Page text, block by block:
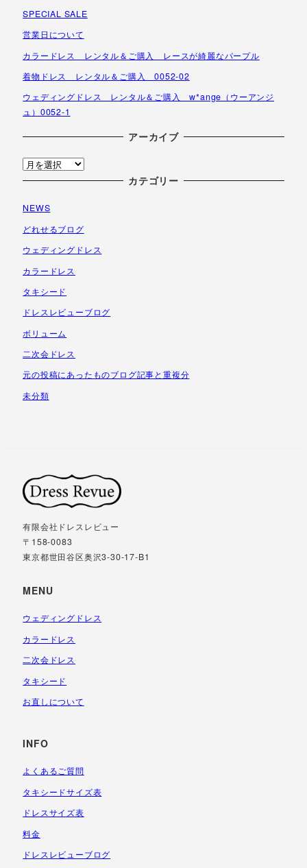
SPECIAL SALE
営業日について
カラードレス レンタル＆ご購入 レースが綺麗なパープル
着物ドレス レンタル＆ご購入 0052-02
ウェディングドレス レンタル＆ご購入 w*ange（ウーアンジ
ュ）0052-1
アーカイブ
ア
ー
イ
ブ
カテゴリー
NEWS
どれせるブログ
ウェディングドレス
カラードレス
タキシード
ドレスレビューブログ
ボリューム
二次会ドレス
元の投稿にあったものブログ記事と重複分
未分類
有限会社ドレスレビュー
〒158-0083
東京都世田谷区奥沢3-30-17-B1
MENU
ウェディングドレス
カラードレス
二次会ドレス
タキシード
お直しについて
INFO
よくあるご質問
タキシードサイズ表
ドレスサイズ表
料金
ドレスレビューブログ